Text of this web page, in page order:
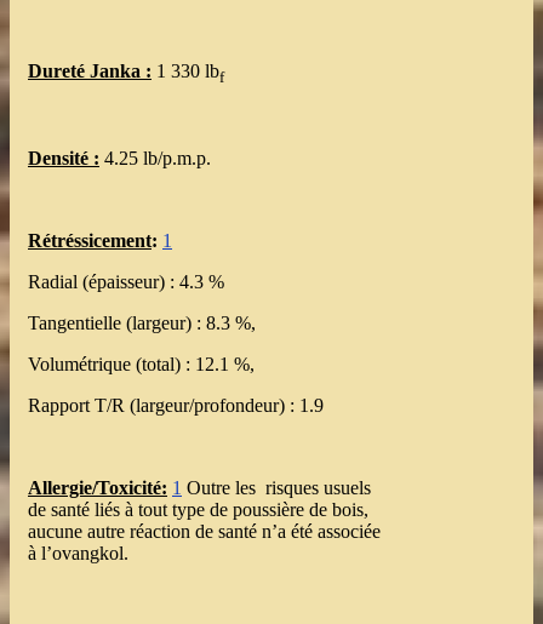
Dureté Janka : 1 330 lbf
Densité : 4.25 lb/p.m.p.
Rétréssicement: 1
Radial (épaisseur) : 4.3 %
Tangentielle (largeur) : 8.3 %,
Volumétrique (total) : 12.1 %,
Rapport T/R (largeur/profondeur) : 1.9
Allergie/Toxicité: 1 Outre les risques usuels
de santé liés à tout type de poussière de bois,
aucune autre réaction de santé n’a été associée
à l’ovangkol.